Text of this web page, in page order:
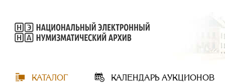
КАТАЛОГ КАЛЕНДАРЬАУКЦИОНОВ